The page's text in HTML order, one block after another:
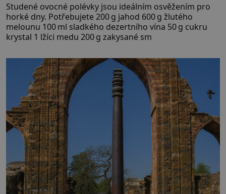
Studené ovocné polévky jsou ideálním osvěžením pro
horké dny. Potřebujete 200 g jahod 600 g žlutého
melounu 100 ml sladkého dezertního vína 50 g cukru
krystal 1 lžíci medu 200 g zakysané sm